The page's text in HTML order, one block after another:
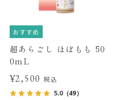
おすすめ
超あらごし ほぼもも 50
0mL
¥2,500税込
5.0（49）